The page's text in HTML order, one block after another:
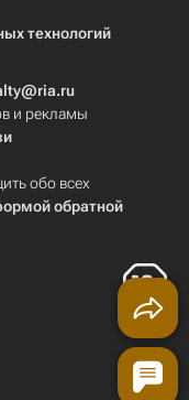
технологий
и рекламы
обо всех
обратной